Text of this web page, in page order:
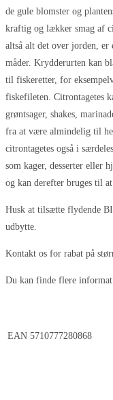
de gule blomster og
kraftig og lækker smag af
altså alt det over jorden, er
måder. Krydderurten kan
til fiskeretter, for
fiskefileten. Citrontagetes
grøntsager, shakes,
fra at være almindelig til
citrontagetes også i
som kager, desserter eller
og kan derefter bruges til at
Husk at tilsætte flydende
udbytte.
Kontakt os for rabat på
Du kan finde flere
EAN 5710777280868